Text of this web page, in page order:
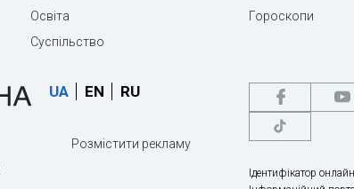
Освіта
Суспільство
Гороскопи
UA EN RU
Розмістити рекламу
Ідентифікатор